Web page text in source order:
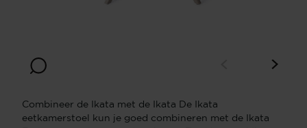
Combineer de Ikata met de Ikata De Ikata
eetkamerstoel kun je goed combineren met de Ikata